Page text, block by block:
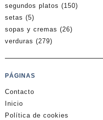
segundos platos (150)
setas (5)
sopas y cremas (26)
verduras (279)
PÁGINAS
Contacto
Inicio
Política de cookies